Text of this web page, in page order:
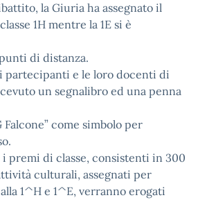
la Giuria ha assegnato il
1H mentre la 1E si è
di distanza.
e le loro docenti di
un segnalibro ed una penna
Falcone” come simbolo per
i premi di classe, consistenti in 300
culturali, assegnati per
1^H e 1^E, verranno erogati